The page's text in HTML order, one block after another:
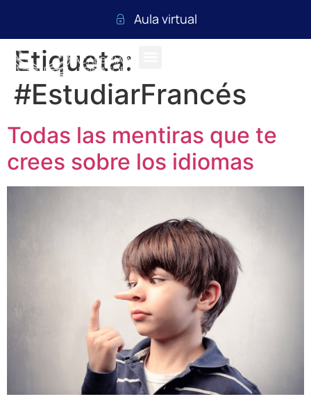
Aula virtual
Etiqueta:
#EstudiarFrancés
Todas las mentiras que te
crees sobre los idiomas